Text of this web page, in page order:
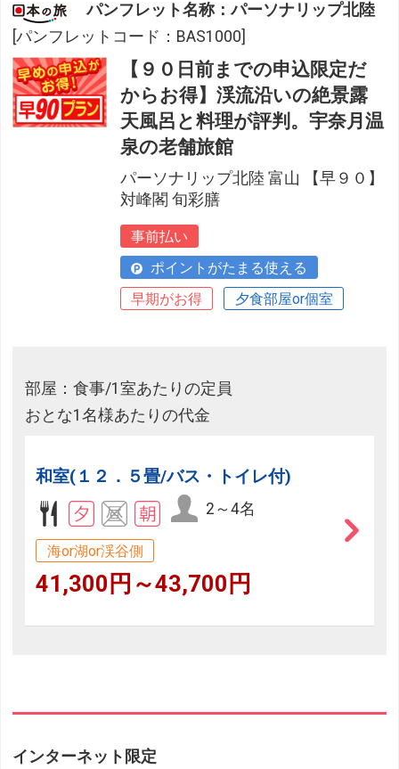
パンフレット名称：パーソナリップ北陸
[パンフレットコード：BAS1000]
【９０日前までの申込限定だ
からお得】渓流沿いの絶景露
天風呂と料理が評判。宇奈月温
泉の老舗旅館
パーソナリップ北陸 富山 【早９０】
対峰閣 旬彩膳
事前払い
ポイントがたまる使える
早期がお得
夕食部屋or個室
部屋：食事/1室あたりの定員
おとな1名様あたりの代金
和室(１２．５畳/バス・トイレ付)
2～4名
海or湖or渓谷側
41,300円～43,700円
インターネット限定